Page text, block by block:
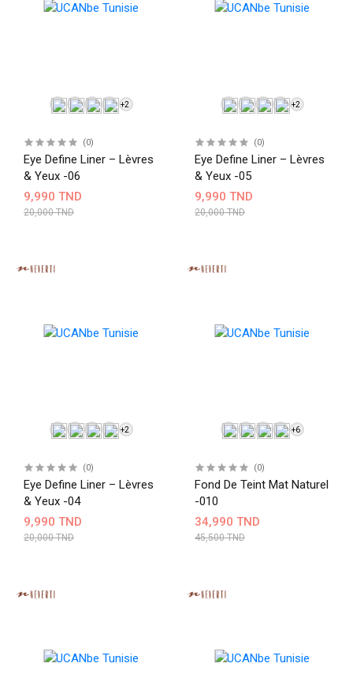
+2
(0)
Eye Define Liner – Lèvres
& Yeux -06
9,990 TND
20,000 TND
+2
(0)
Eye Define Liner – Lèvres
& Yeux -05
9,990 TND
20,000 TND
+2
(0)
Eye Define Liner – Lèvres
& Yeux -04
9,990 TND
20,000 TND
+6
(0)
Fond De Teint Mat Naturel
-010
34,990 TND
45,500 TND